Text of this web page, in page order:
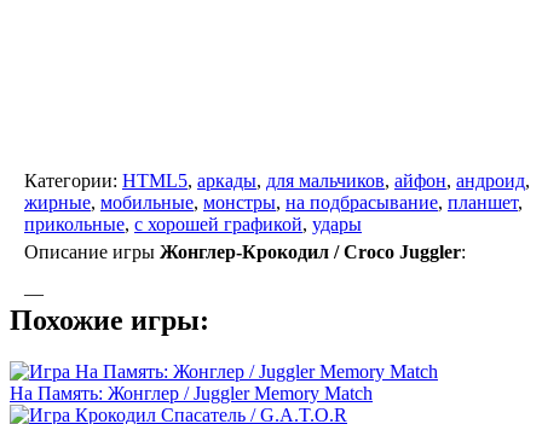
Категории: HTML5, аркады, для мальчиков, айфон, андроид,
жирные, мобильные, монстры, на подбрасывание, планшет,
прикольные, с хорошей графикой, удары
Описание игры Жонглер-Крокодил / Croco Juggler:
—
Похожие игры:
На Память: Жонглер / Juggler Memory Match